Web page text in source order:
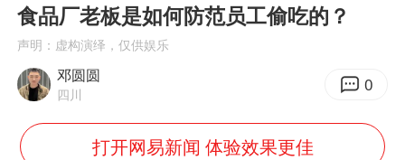
牛津大学一纸声明甩不了锅
香港宏福苑火灾或由烟头引起
食品厂老板是如何防范员工偷吃的？
声明：虚构演绎，仅供娱乐
邓圆圆
四川 0
打开网易新闻 体验效果更佳